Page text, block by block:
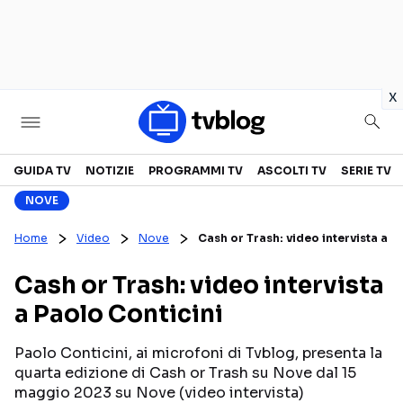
x
Televisione
GUIDA TV
CANALI TV
PROGRAMMI TV
PERSONAGGI TV
SERIE TV
REALITY SHOW
FICTION
Streaming
GUIDA TV NOTIZIE PROGRAMMI TV ASCOLTI TV SERIE TV
NOVE
Home Video Nove Cash or Trash: video intervista a
Cash or Trash: video intervista
a Paolo Conticini
Paolo Conticini, ai microfoni di Tvblog, presenta la
quarta edizione di Cash or Trash su Nove dal 15
maggio 2023 su Nove (video intervista)